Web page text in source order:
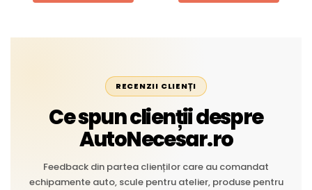
RECENZII CLIENȚI
Ce spun clienții despre
AutoNecesar.ro
Feedback din partea clienților care au comandat
echipamente auto, scule pentru atelier, produse pentru